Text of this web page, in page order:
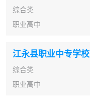
综合类
职业高中
江永县职业中专学校
综合类
职业高中